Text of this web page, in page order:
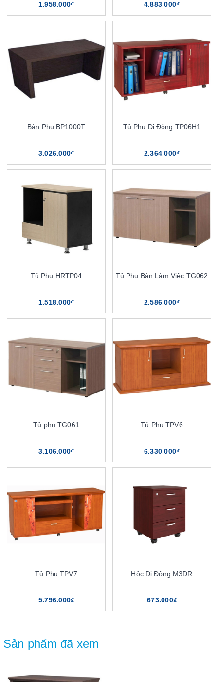
1.958.000₫ 4.883.000₫
Bàn Phụ BP1000T
3.026.000₫
Tủ Phụ Di Động TP06H1
2.364.000₫
Tủ Phụ HRTP04
1.518.000₫
Tủ Phụ Bàn Làm Việc TG062
2.586.000₫
Tủ phụ TG061
3.106.000₫
Tủ Phụ TPV6
6.330.000₫
Tủ Phụ TPV7
5.796.000₫
Hộc Di Động M3DR
673.000₫
Sản phẩm đã xem